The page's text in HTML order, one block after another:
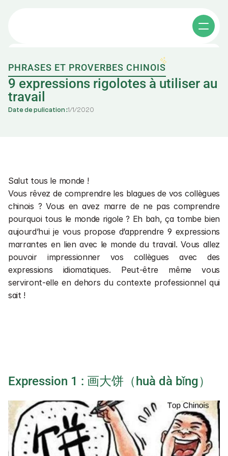
Cours individuels
Cours collectifs
A propos
Cours de chinois e-learning
Cours en entreprises 💼
Cours de chinois en direct 📺
Financement
Rechercher une formation ou un article
PHRASES ET PROVERBES CHINOIS
9 expressions rigolotes à utiliser au
travail
Date de pulication :1/1/2020
Salut tous le monde !
Vous rêvez de comprendre les blagues de vos collègues
chinois ? Vous en avez marre de ne pas comprendre
pourquoi tous le monde rigole ? Eh bah, ça tombe bien
aujourd’hui je vous propose d’apprendre 9 expressions
marrantes en lien avec le monde du travail. Vous allez
pouvoir impressionner vos collègues avec des
expressions idiomatiques. Peut-être même vous
serviront-elle en dehors du contexte professionnel qui
sait !
Expression 1 : 画大饼（huà dà bǐng）